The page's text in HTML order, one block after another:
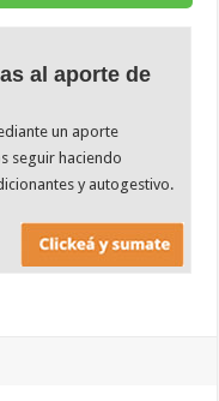
al aporte de
un aporte
seguir haciendo
y autogestivo.